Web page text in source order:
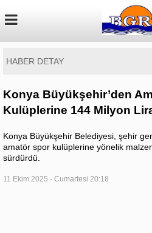
HABER DETAY
Konya Büyükşehir’den
Kulüplerine 144 Milyon
Konya Büyükşehir Belediyesi, şehir
amatör spor kulüplerine yönelik
sürdürdü.
11 Ekim 2025 - Cumartesi 20:18